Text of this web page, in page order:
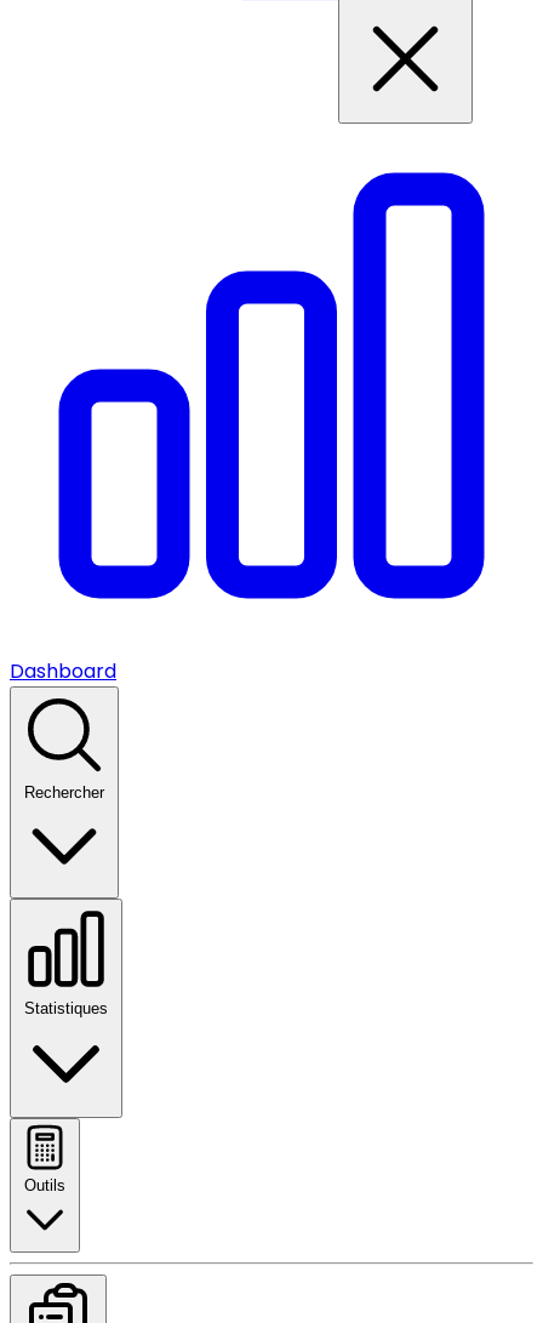
Dashboard
Rechercher
Statistiques
Outils